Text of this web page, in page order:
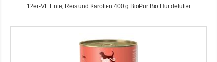
12er-VE Ente, Reis und Karotten 400 g BioPur Bio Hundefutter